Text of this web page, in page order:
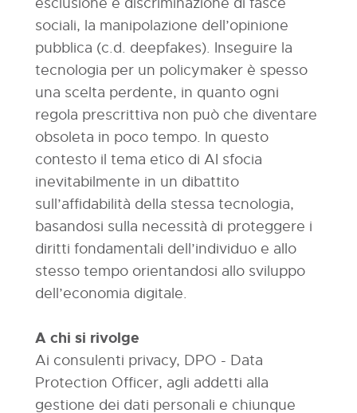
sociali, la manipolazione dell’opinione
pubblica (c.d. deepfakes). Inseguire la
tecnologia per un policymaker è spesso
una scelta perdente, in quanto ogni
regola prescrittiva non può che diventare
obsoleta in poco tempo. In questo
contesto il tema etico di AI sfocia
inevitabilmente in un dibattito
sull’affidabilità della stessa tecnologia,
basandosi sulla necessità di proteggere i
diritti fondamentali dell’individuo e allo
stesso tempo orientandosi allo sviluppo
dell’economia digitale.
A chi si rivolge
Ai consulenti privacy, DPO - Data
Protection Officer, agli addetti alla
gestione dei dati personali e chiunque